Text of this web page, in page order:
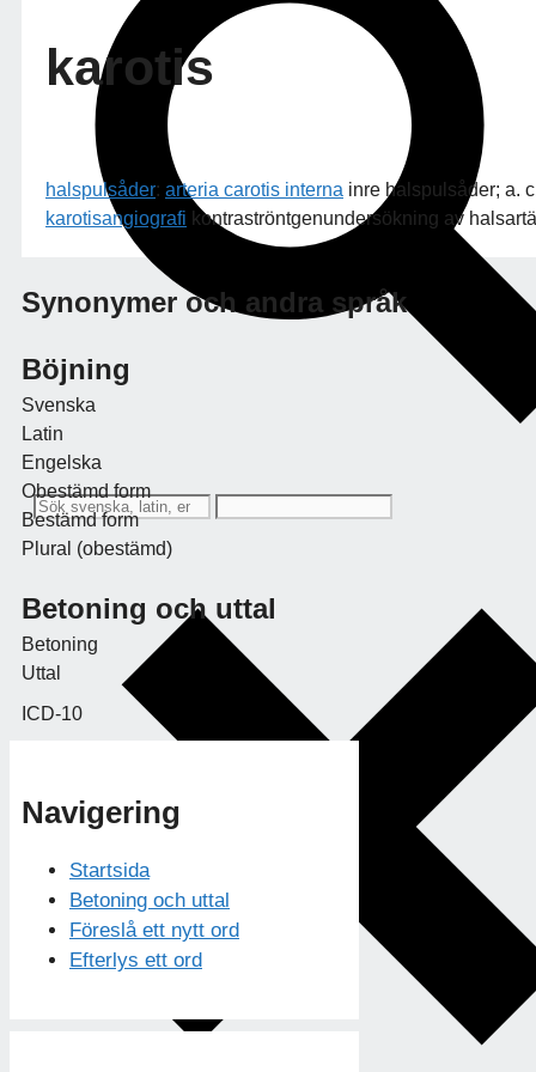
karotis
halspulsåder: arteria carotis interna inre halspulsåder; a.
karotisangiografi kontraströntgenundersökning av
Synonymer och andra språk
Böjning
Svenska
Latin
Engelska
Obestämd form
Bestämd form
Plural (obestämd)
Betoning och uttal
Betoning
Uttal
ICD-10
Navigering
Startsida
Betoning och uttal
Föreslå ett nytt ord
Efterlys ett ord